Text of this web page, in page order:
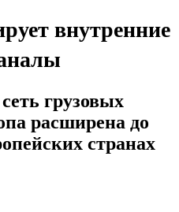
внутренние
грузовых
расширена до
странах